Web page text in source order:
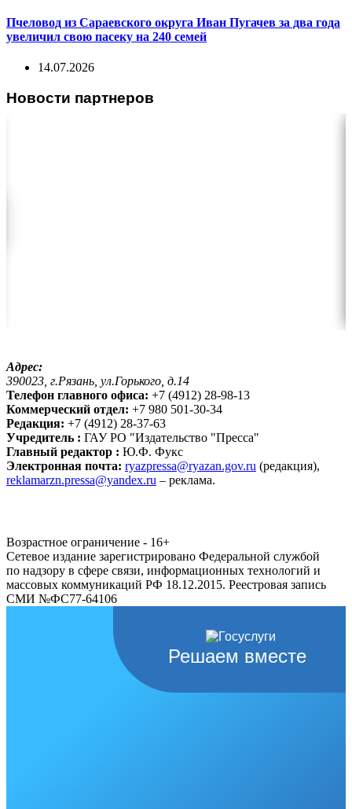
Пчеловод из Сараевского округа Иван Пугачев за два года
увеличил свою пасеку на 240 семей
14.07.2026
Новости партнеров
Адрес:
390023, г.Рязань, ул.Горького, д.14
Телефон главного офиса: +7 (4912) 28-98-13
Коммерческий отдел: +7 980 501-30-34
Редакция: +7 (4912) 28-37-63
Учредитель : ГАУ РО "Издательство "Пресса"
Главный редактор : Ю.Ф. Фукс
Электронная почта: ryazpressa@ryazan.gov.ru (редакция),
reklamarzn.pressa@yandex.ru – реклама.
Возрастное ограничение - 16+
Сетевое издание зарегистрировано Федеральной службой
по надзору в сфере связи, информационных технологий и
массовых коммуникаций РФ 18.12.2015. Реестровая запись
СМИ №ФС77-64106
Решаем вместе